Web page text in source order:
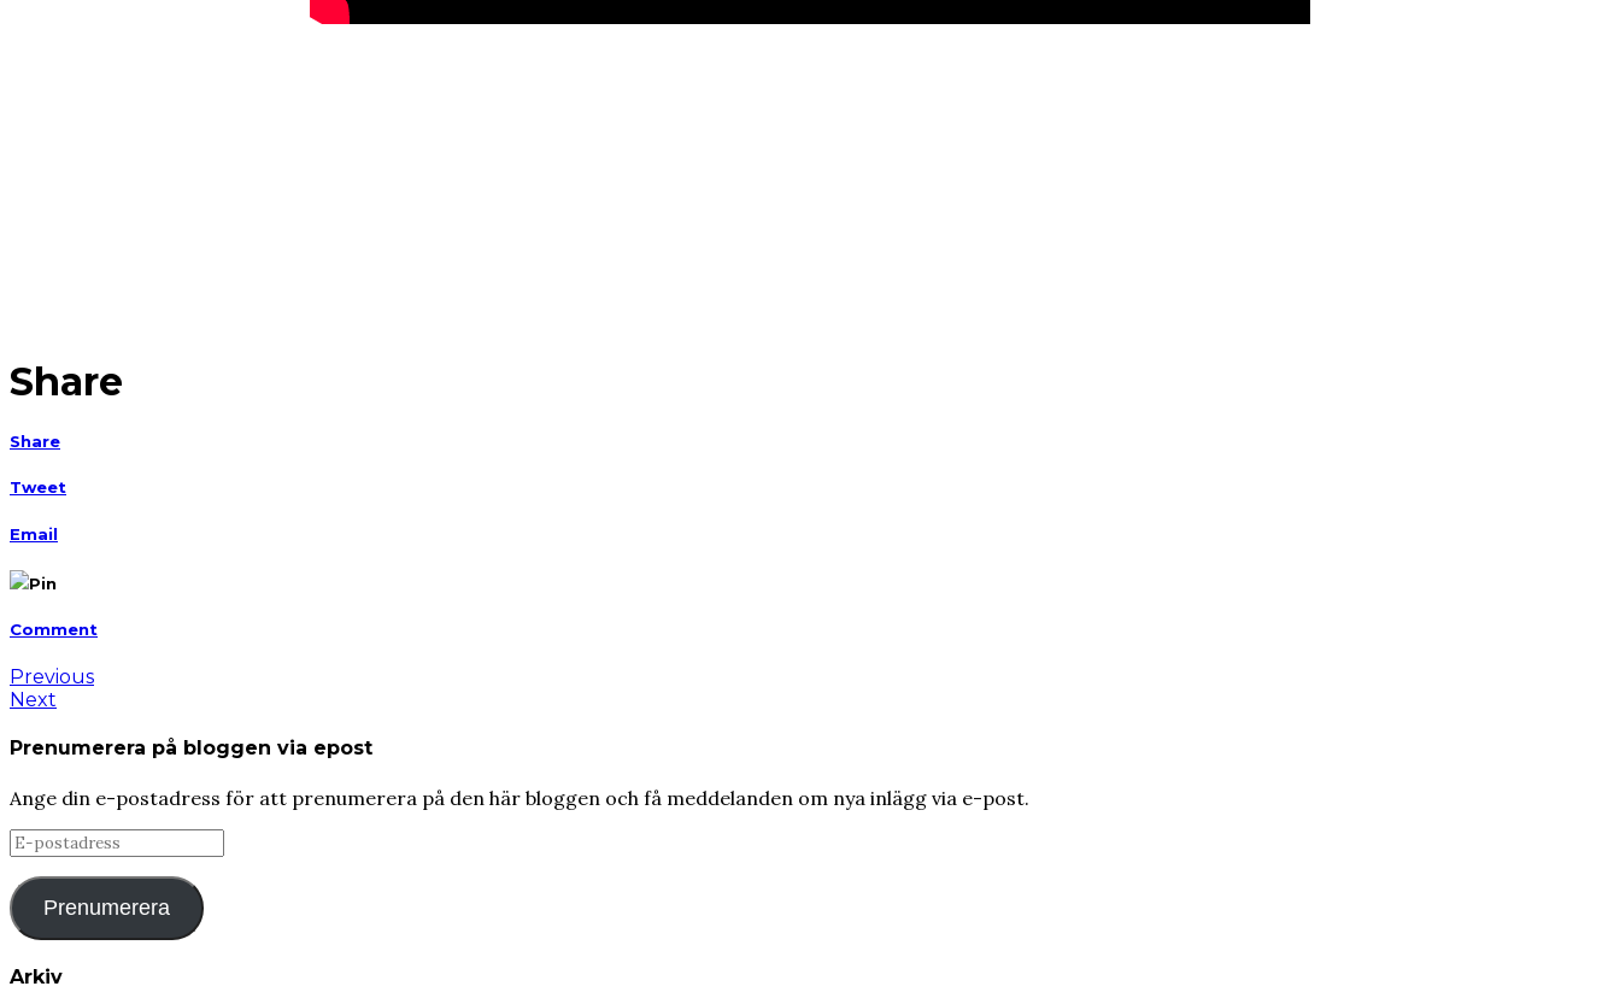
Share
Share
Tweet
Email
Pin
Comment
Previous
Next
Prenumerera på bloggen via epost
Ange din e-postadress för att prenumerera på den här bloggen och få meddelanden om nya inlägg via e-post.
E-
postadress
Prenumerera
Arkiv